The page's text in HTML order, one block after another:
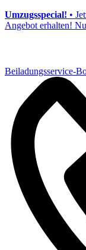
Umzugsspecial! •
Angebot erhalten!
Beiladungsservice-